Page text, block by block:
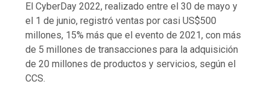
El CyberDay 2022, realizado entre el 30 de mayo y
el 1 de junio, registró ventas por casi US$500
millones, 15% más que el evento de 2021, con más
de 5 millones de transacciones para la adquisición
de 20 millones de productos y servicios, según el
CCS.